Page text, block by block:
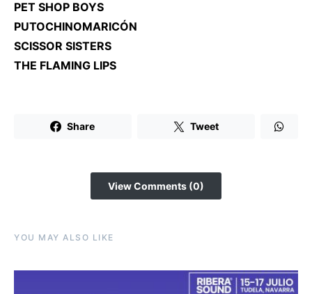
PET SHOP BOYS
PUTOCHINOMARICÓN
SCISSOR SISTERS
THE FLAMING LIPS
Share Tweet
View Comments (0)
YOU MAY ALSO LIKE